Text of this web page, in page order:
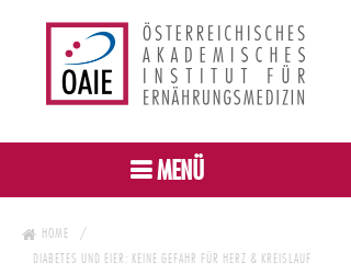
MENÜ
HOME
DIABETES UND EIER: KEINE GEFAHR FÜR HERZ & KREISLAUF